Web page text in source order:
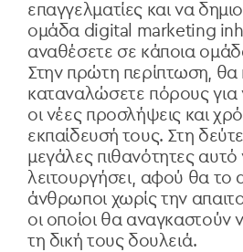
επαγγελματίες και να
ομάδα digital marketing
αναθέσετε σε κάποια
Στην πρώτη περίπτωση, θα
καταναλώσετε πόρους για
οι νέες προσλήψεις και
εκπαίδευσή τους. Στη
μεγάλες πιθανότητες αυτό
λειτουργήσει, αφού θα το
άνθρωποι χωρίς την
οι οποίοι θα
τη δική τους δουλειά.